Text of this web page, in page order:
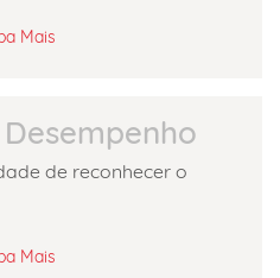
Mais
de reconhecer o
Mais